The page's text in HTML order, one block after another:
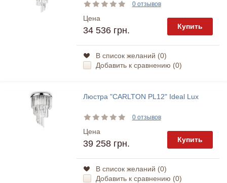
0 отзывов
Цена
34 536 грн. Купить
В список желаний (0)
Добавить к сравнению (0)
Люстра "CARLTON PL12" Ideal Lux
0 отзывов
Цена
39 258 грн. Купить
В список желаний (0)
Добавить к сравнению (0)